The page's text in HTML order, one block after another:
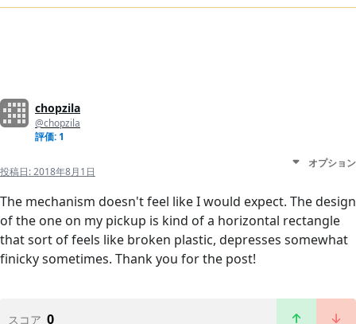
chopzila
@chopzila
評価: 1
投稿日:2018年8月1日
オプション
The mechanism doesn't feel like I would expect. The design
of the one on my pickup is kind of a horizontal rectangle
that sort of feels like broken plastic, depresses somewhat
finicky sometimes. Thank you for the post!
スコア 0